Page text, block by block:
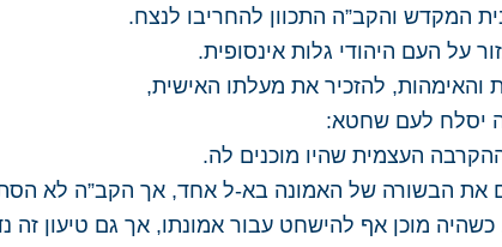
המקדש והקב”ה התכוון להחריבו לנצח.
על העם היהודי גלות אינסופית.
והאימהות, להזכיר את מעלתו האישית,
יסלח לעם שחטא:
העצמית שהיו מוכנים לה.
את הבשורה של האמונה בא-ל אחד, אך הקב”ה לא
מוכן אף להישחט עבור אמונתו, אך גם טיעון